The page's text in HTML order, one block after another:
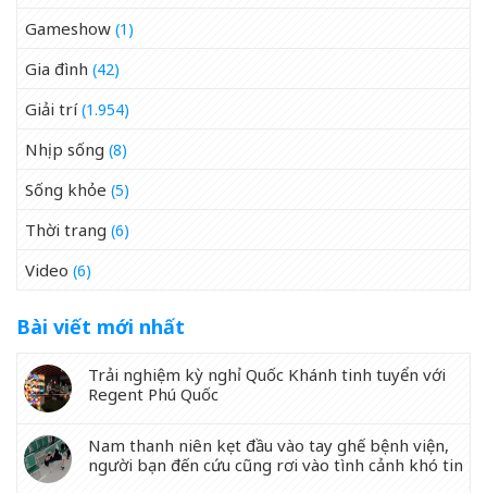
Gameshow (1)
Gia đình (42)
Giải trí(1.954)
Nhịp sống (8)
Sống khỏe (5)
Thời trang (6)
Video (6)
Bài viết mới nhất
Trải nghiệm kỳ nghỉ Quốc Khánh tinh tuyển với
Regent Phú Quốc
Nam thanh niên kẹt đầu vào tay ghế bệnh viện,
người bạn đến cứu cũng rơi vào tình cảnh khó tin